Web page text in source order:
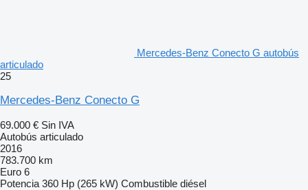
Mercedes-Benz Conecto G autobús
articulado
25
Mercedes-Benz Conecto G
69.000 € Sin IVA
Autobús articulado
2016
783.700 km
Euro 6
Potencia 360 Hp (265 kW) Combustible diésel